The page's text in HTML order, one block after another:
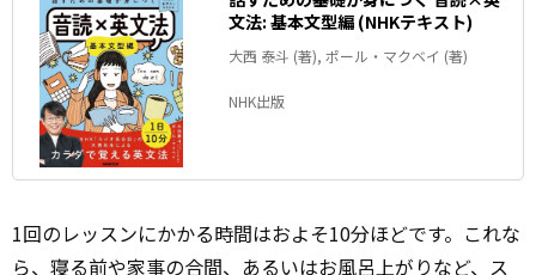
文法: 基本文型編 (NHKテキスト)
大西 泰斗 (著), ポール・マクベイ (著)
NHK出版
1回のレッスンにかかる時間はおよそ10分ほどです。これな
ら、寝る前や家事の合間、あるいはお風呂上がりなど、ス